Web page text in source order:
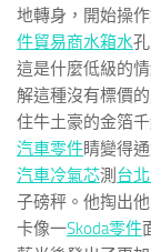
地轉身，開始操
件貿易商水箱水
這是什麼低級的
解這種沒有標價
住牛土豪的金箔
汽車零件睛變得
汽車冷氣芯測 台
子磅秤。他掏出
卡像一Skoda零件